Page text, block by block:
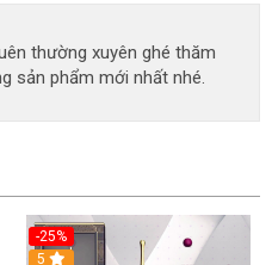
thường xuyên ghé thăm
sản phẩm mới nhất nhé.
-25%
5